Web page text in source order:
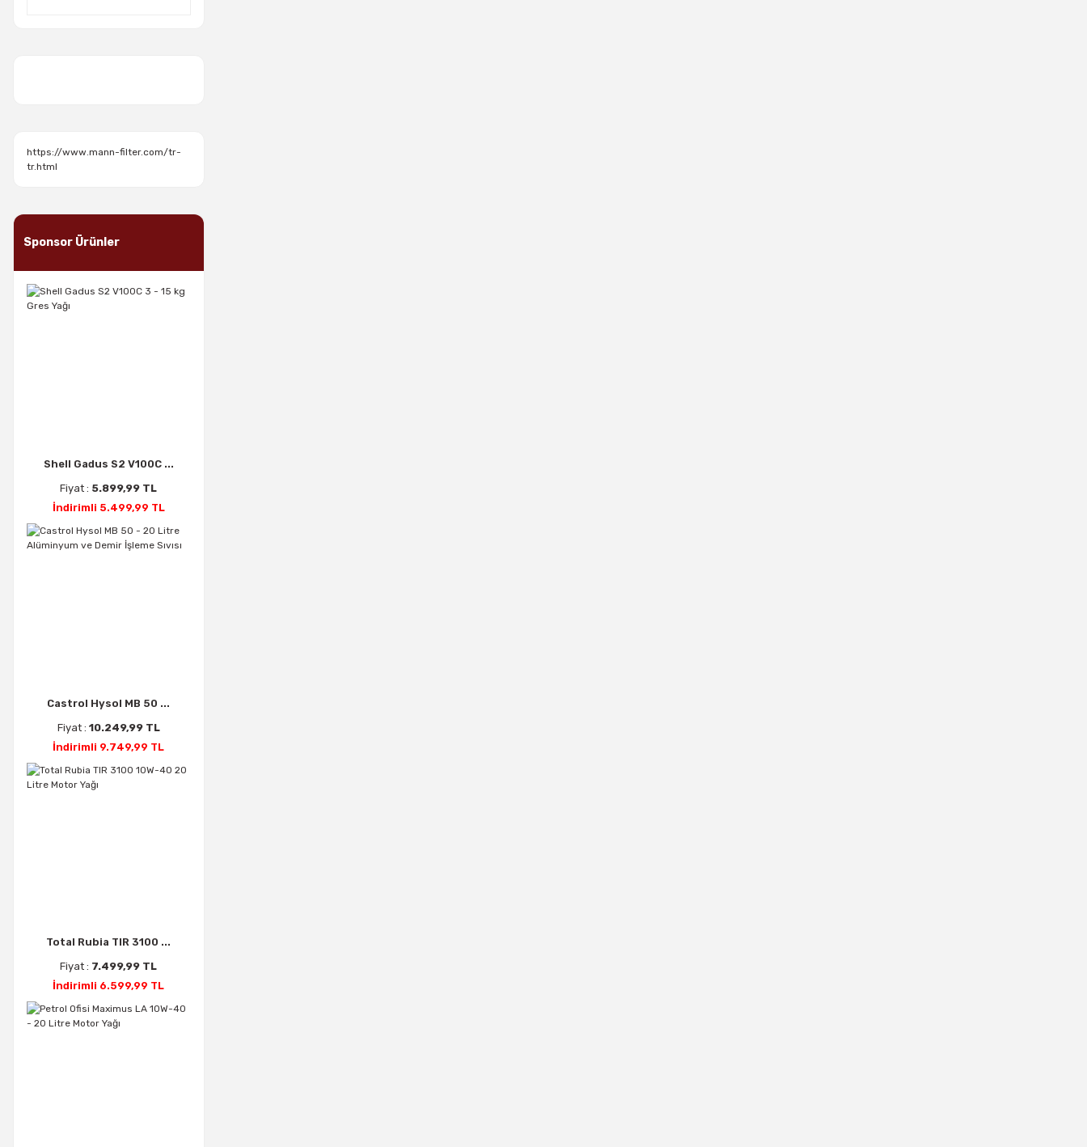
https://www.mann-filter.com/tr-
tr.html
Sponsor Ürünler
Shell Gadus S2 V100C ...
Fiyat : 5.899,99 TL
İndirimli 5.499,99 TL
Castrol Hysol MB 50 ...
Fiyat : 10.249,99 TL
İndirimli 9.749,99 TL
Total Rubia TIR 3100 ...
Fiyat : 7.499,99 TL
İndirimli 6.599,99 TL